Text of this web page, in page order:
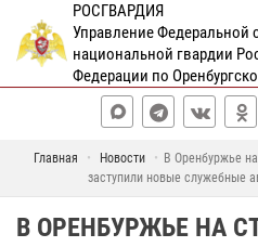
РОСГВАРДИЯ
Управление Федеральной
национальной гвардии
Федерации по
Главная Новости
В Оренбуржье
заступили новые служебные
В ОРЕНБУРЖЬЕ НА